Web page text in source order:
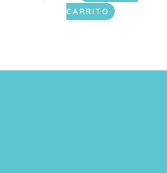
CARRITO